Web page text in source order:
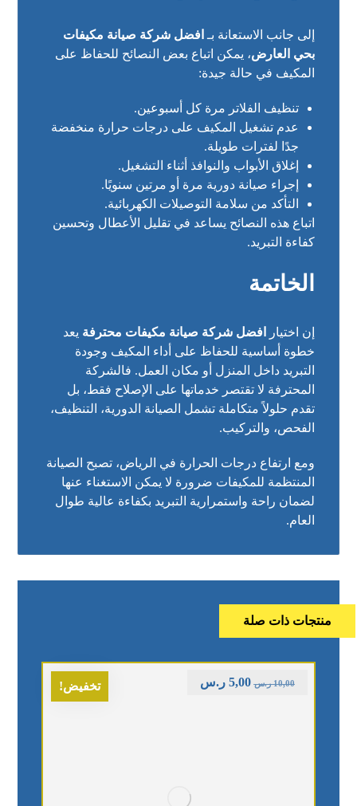
إلى جانب الاستعانة بـ افضل شركة صيانة مكيفات
بحي العارض، يمكن اتباع بعض النصائح للحفاظ على
المكيف في حالة جيدة:
تنظيف الفلاتر مرة كل أسبوعين.
عدم تشغيل المكيف على درجات حرارة منخفضة
جدًا لفترات طويلة.
إغلاق الأبواب والنوافذ أثناء التشغيل.
إجراء صيانة دورية مرة أو مرتين سنويًا.
التأكد من سلامة التوصيلات الكهربائية.
اتباع هذه النصائح يساعد في تقليل الأعطال وتحسين
كفاءة التبريد.
الخاتمة
إن اختيار افضل شركة صيانة مكيفات محترفة يعد
خطوة أساسية للحفاظ على أداء المكيف وجودة
التبريد داخل المنزل أو مكان العمل. فالشركة
المحترفة لا تقتصر خدماتها على الإصلاح فقط، بل
تقدم حلولاً متكاملة تشمل الصيانة الدورية، التنظيف،
الفحص، والتركيب.
ومع ارتفاع درجات الحرارة في الرياض، تصبح الصيانة
المنتظمة للمكيفات ضرورة لا يمكن الاستغناء عنها
لضمان راحة واستمرارية التبريد بكفاءة عالية طوال
العام.
منتجات ذات صلة
تخفيض! 10,00 ر.س 5,00 ر.س